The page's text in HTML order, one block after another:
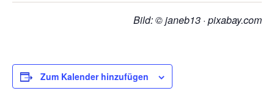
Bild: © janeb13 · pixabay.com
Zum Kalender hinzufügen